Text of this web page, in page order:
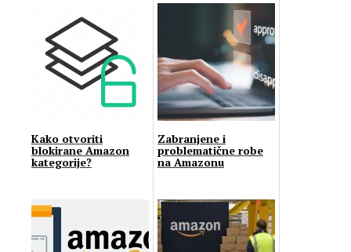
Kako otvoriti
blokirane Amazon
kategorije?
Zabranjene i
problematične robe
na Amazonu